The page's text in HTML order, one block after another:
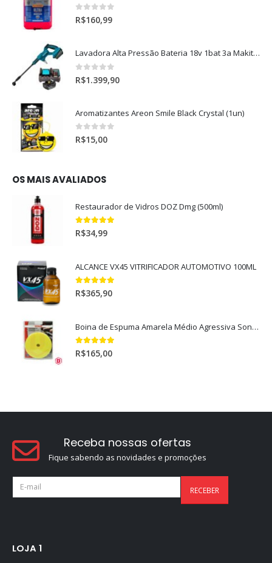
0out of 5
R$160,99
Lavadora Alta Pressão Bateria 18v 1bat 3a Makita Dhw180zc
0 out of 5
R$1.399,90
Aromatizantes Areon Smile Black Crystal (1un)
0out of 5
R$15,00
OS MAIS AVALIADOS
Restaurador de Vidros DOZ Dmg (500ml)
5.00out of 5
R$34,99
ALCANCE VX45 VITRIFICADOR AUTOMOTIVO 100ML
5.00out of 5
R$365,90
Boina de Espuma Amarela Médio Agressiva Sonax (5")
5.00out of 5
R$165,00
Receba nossas ofertas
Fique sabendo as novidades e promoções
LOJA 1